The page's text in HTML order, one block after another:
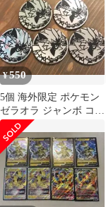
¥550
5個 海外限定 ポケモン
ゼラオラ ジャンボ コイ
ン